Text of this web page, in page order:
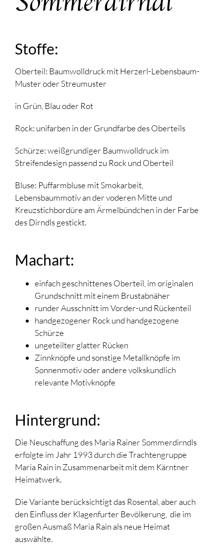
Stoffe:
Oberteil: Baumwolldruck mit Herzerl-Lebensbaum-
Muster oder Streumuster
in Grün, Blau oder Rot
Rock: unifarben in der Grundfarbe des Oberteils
Schürze: weißgrundiger Baumwolldruck im
Streifendesign passend zu Rock und Oberteil
Bluse: Puffarmbluse mit Smokarbeit,
Lebensbaummotiv an der voderen Mitte und
Kreuzstichbordüre am Ärmelbündchen in der Farbe
des Dirndls gestickt.
Machart:
einfach geschnittenes Oberteil, im originalen
Grundschnitt mit einem Brustabnäher
runder Ausschnitt im Vorder-und Rückenteil
handgezogener Rock und handgezogene
Schürze
ungeteilter glatter Rücken
Zinnknöpfe und sonstige Metallknöpfe im
Sonnenmotiv oder andere volkskundlich
relevante Motivknöpfe
Hintergrund:
Die Neuschaffung des Maria Rainer Sommerdirndls
erfolgte im Jahr 1993 durch dieTrachtengruppe
Maria Rain in Zusammenarbeit mit dem Kärntner
Heimatwerk.
Die Variante berücksichtigt das Rosental, aber auch
den Einfluss der Klagenfurter Bevölkerung, die im
großen Ausmaß Maria Rain als neue Heimat
auswählte.